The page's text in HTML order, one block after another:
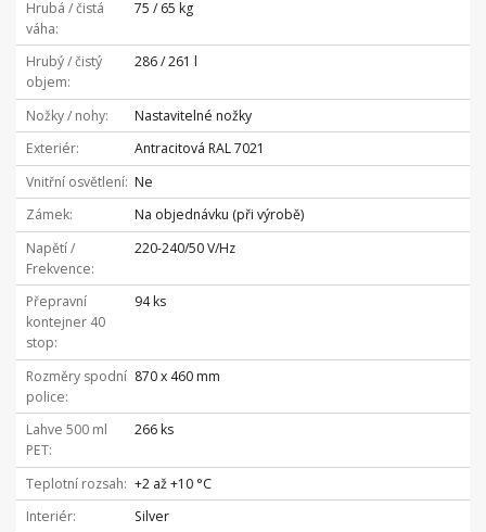
Hrubá / čistá
váha
75 / 65 kg
Hrubý / čistý
objem
286 / 261 l
Nožky / nohy
Nastavitelné nožky
Exteriér
Antracitová RAL 7021
Vnitřní osvětlení Ne
Zámek
Na objednávku (při výrobě)
Napětí /
Frekvence
220-240/50 V/Hz
Přepravní
kontejner 40
stop
94 ks
Rozměry spodní
police
870 x 460 mm
Lahve 500 ml
PET
266 ks
Teplotní rozsah
+2 až +10 °C
Interiér
Silver